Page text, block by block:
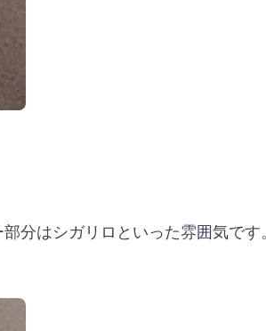
分はシガリロといった雰囲気です